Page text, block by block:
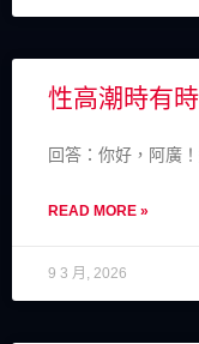
性高潮時有
回答：你好，阿廣
READ MORE »
9 3 月, 2026